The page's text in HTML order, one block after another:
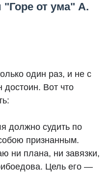
"Горе от ума" А.
один раз, и не с
достоин. Вот что
должно судить по
признанным.
ни плана, ни завязки,
Цель его —